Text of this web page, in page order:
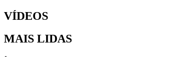
VÍDEOS
MAIS LIDAS